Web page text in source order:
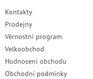
Kontakty
Prodejny
Věrnostní program
Velkoobchod
Hodnocení obchodu
Obchodní podmínky